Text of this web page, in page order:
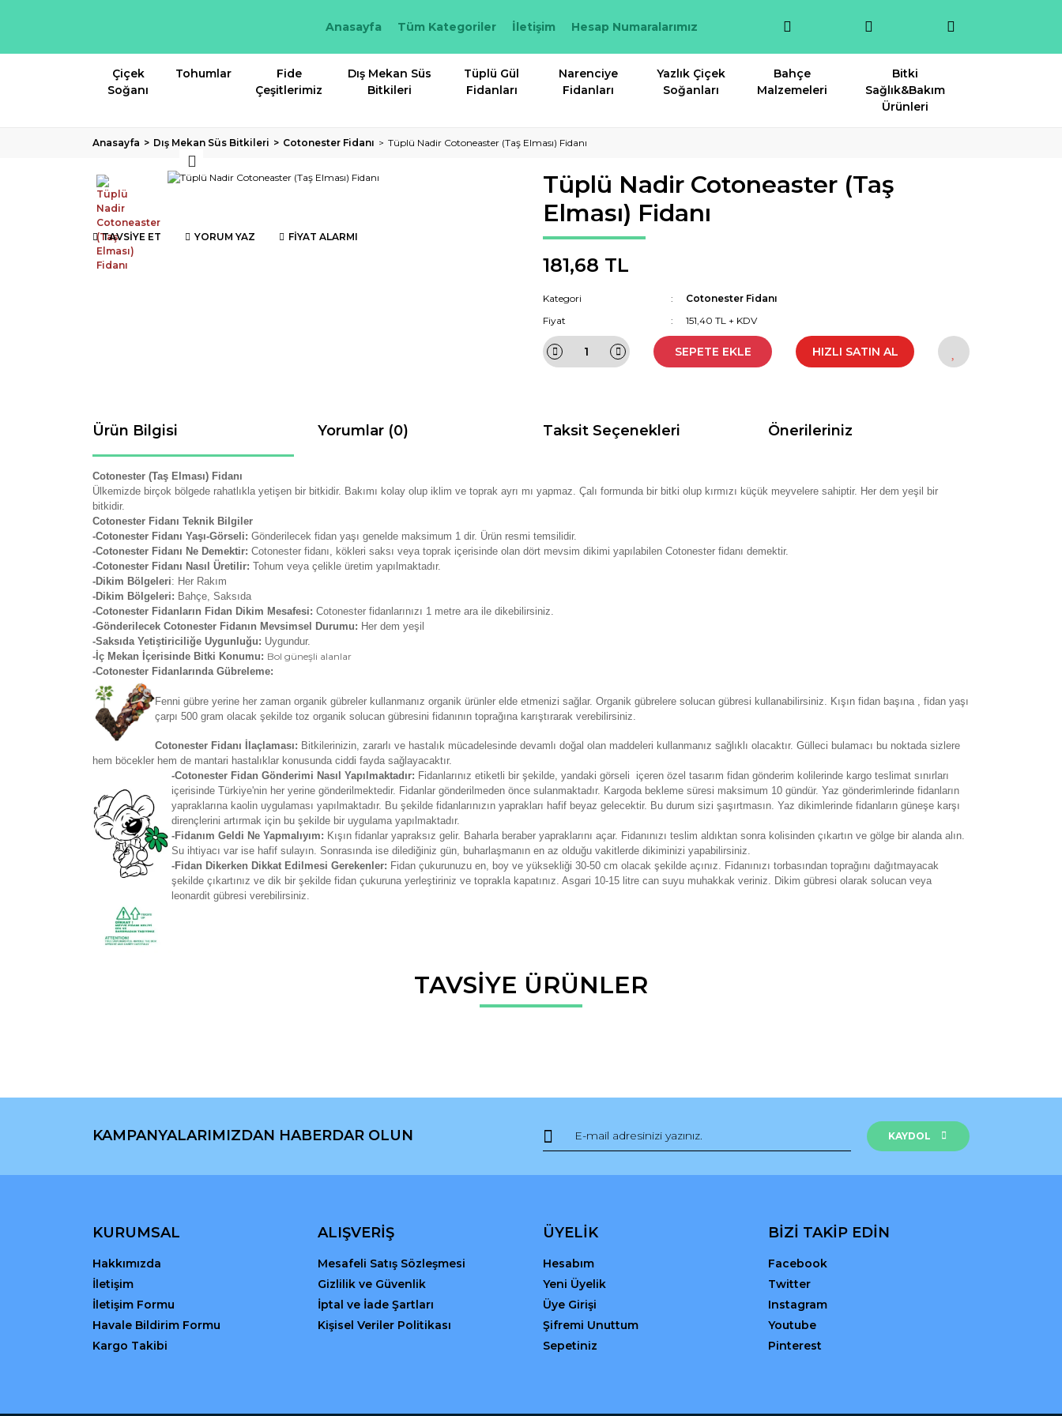
Anasayfa Tüm Kategoriler İletişim Hesap Numaralarımız
Çiçek
Soğanı
Tohumlar
Fide
Çeşitlerimiz
Dış Mekan Süs
Bitkileri
Tüplü Gül
Fidanları
Narenciye
Fidanları
Yazlık Çiçek
Soğanları
Bahçe
Malzemeleri
Bitki
Sağlık&Bakım
Ürünleri
Anasayfa Dış Mekan Süs Bitkileri Cotonester Fidanı Tüplü Nadir Cotoneaster (Taş Elması) Fidanı
TAVSİYE ET YORUM YAZ FİYAT ALARMI
Tüplü Nadir Cotoneaster (Taş
Elması) Fidanı
181,68 TL
Kategori
Cotonester Fidanı
Fiyat
151,40 TL + KDV
SEPETE EKLE HIZLI SATIN AL
Ürün Bilgisi Yorumlar (0) Taksit Seçenekleri Önerileriniz
Cotonester (Taş Elması) Fidanı
Ülkemizde birçok bölgede rahatlıkla yetişen bir bitkidir. Bakımı kolay olup iklim ve toprak ayrı mı yapmaz. Çalı formunda bir bitki olup kırmızı küçük meyvelere sahiptir. Her dem yeşil bir
bitkidir.
Cotonester Fidanı Teknik Bilgiler
-Cotonester Fidanı Yaşı-Görseli: Gönderilecek fidan yaşı genelde maksimum 1 dir. Ürün resmi temsilidir.
-Cotonester Fidanı Ne Demektir: Cotonester fidanı, kökleri saksı veya toprak içerisinde olan dört mevsim dikimi yapılabilen Cotonester fidanı demektir.
-Cotonester Fidanı Nasıl Üretilir: Tohum veya çelikle üretim yapılmaktadır.
-Dikim Bölgeleri: Her Rakım
-Dikim Bölgeleri: Bahçe, Saksıda
-Cotonester Fidanların Fidan Dikim Mesafesi: Cotonester fidanlarınızı 1 metre ara ile dikebilirsiniz.
-Gönderilecek Cotonester Fidanın Mevsimsel Durumu: Her dem yeşil
-Saksıda Yetiştiriciliğe Uygunluğu: Uygundur.
-İç Mekan İçerisinde Bitki Konumu: Bol güneşli alanlar
-Cotonester Fidanlarında Gübreleme:
Fenni gübre yerine her zaman organik gübreler kullanmanız organik ürünler elde etmenizi sağlar. Organik gübrelere solucan gübresi kullanabilirsiniz. Kışın fidan başına , fidan yaşı
çarpı 500 gram olacak şekilde toz organik solucan gübresini fidanının toprağına karıştırarak verebilirsiniz.
Cotonester Fidanı İlaçlaması: Bitkilerinizin, zararlı ve hastalık mücadelesinde devamlı doğal olan maddeleri kullanmanız sağlıklı olacaktır. Gülleci bulamacı bu noktada sizlere
hem böcekler hem de mantari hastalıklar konusunda ciddi fayda sağlayacaktır.
-Cotonester Fidan Gönderimi Nasıl Yapılmaktadır: Fidanlarınız etiketli bir şekilde, yandaki görseli içeren özel tasarım fidan gönderim kolilerinde kargo teslimat sınırları
içerisinde Türkiye'nin her yerine gönderilmektedir. Fidanlar gönderilmeden önce sulanmaktadır. Kargoda bekleme süresi maksimum 10 gündür. Yaz gönderimlerinde fidanların
yapraklarına kaolin uygulaması yapılmaktadır. Bu şekilde fidanlarınızın yaprakları hafif beyaz gelecektir. Bu durum sizi şaşırtmasın. Yaz dikimlerinde fidanların güneşe karşı
dirençlerini artırmak için bu şekilde bir uygulama yapılmaktadır.
-Fidanım Geldi Ne Yapmalıyım: Kışın fidanlar yapraksız gelir. Baharla beraber yapraklarını açar. Fidanınızı teslim aldıktan sonra kolisinden çıkartın ve gölge bir alanda alın.
Su ihtiyacı var ise hafif sulayın. Sonrasında ise dilediğiniz gün, buharlaşmanın en az olduğu vakitlerde dikiminizi yapabilirsiniz.
-Fidan Dikerken Dikkat Edilmesi Gerekenler: Fidan çukurunuzu en, boy ve yüksekliği 30-50 cm olacak şekilde açınız. Fidanınızı torbasından toprağını dağıtmayacak
şekilde çıkartınız ve dik bir şekilde fidan çukuruna yerleştiriniz ve toprakla kapatınız. Asgari 10-15 litre can suyu muhakkak veriniz. Dikim gübresi olarak solucan veya
leonardit gübresi verebilirsiniz.
Bu ürüne ilk yorumu siz yapın!
Bu ürünün fiyat bilgisi, resim, ürün açıklamalarında ve diğer konularda yetersiz gördüğünüz noktaları öneri formunu kullanarak tarafımıza iletebilirsiniz.
TAVSİYE ÜRÜNLER
KAMPANYALARIMIZDAN HABERDAR OLUN KAYDOL
KURUMSAL
Hakkımızda
İletişim
İletişim Formu
Havale Bildirim Formu
Kargo Takibi
ALIŞVERİŞ
Mesafeli Satış Sözleşmesi
Gizlilik ve Güvenlik
İptal ve İade Şartları
Kişisel Veriler Politikası
ÜYELİK
Hesabım
Yeni Üyelik
Üye Girişi
Şifremi Unuttum
Sepetiniz
BİZİ TAKİP EDİN
Facebook
Twitter
Instagram
Youtube
Pinterest